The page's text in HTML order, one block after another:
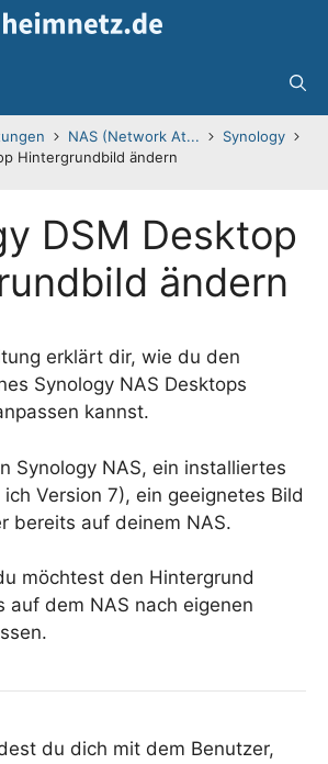
NAS (Network At...
Synology
Hintergrundbild ändern
DSM Desktop
ändern
erklärt dir, wie du den
Synology NAS Desktops
kannst.
Synology NAS, ein installiertes
Version 7), ein geeignetes Bild
bereits auf deinem NAS.
möchtest den Hintergrund
auf dem NAS nach eigenen
du dich mit dem Benutzer,